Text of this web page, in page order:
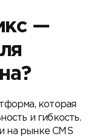
—
которая
и гибкость.
на рынке CMS